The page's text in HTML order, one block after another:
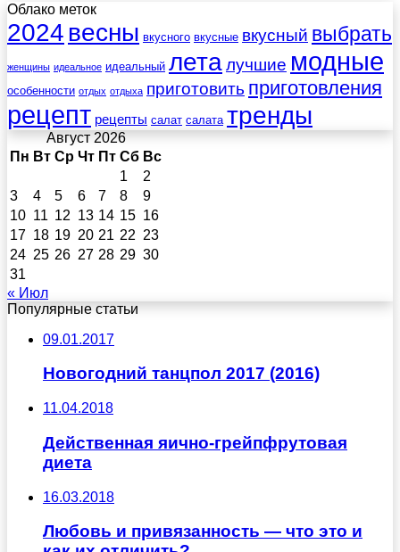
Облако меток
2024 весны вкусного вкусные вкусный выбрать
женщины идеальное идеальный леталучшие модные
особенности отдых отдыха приготовить приготовления
рецепт рецепты салат салата тренды
Август 2026
Пн Вт Ср Чт Пт Сб Вс
1
2
3
4 5 6 7 8
9
10 11 12 13 14 15 16
17 18 19 20 21 22 23
24 25 26 27 28 29 30
31
« Июл
Популярные статьи
09.01.2017
Новогодний танцпол 2017 (2016)
11.04.2018
Действенная яично-грейпфрутовая
диета
16.03.2018
Любовь и привязанность — что это и